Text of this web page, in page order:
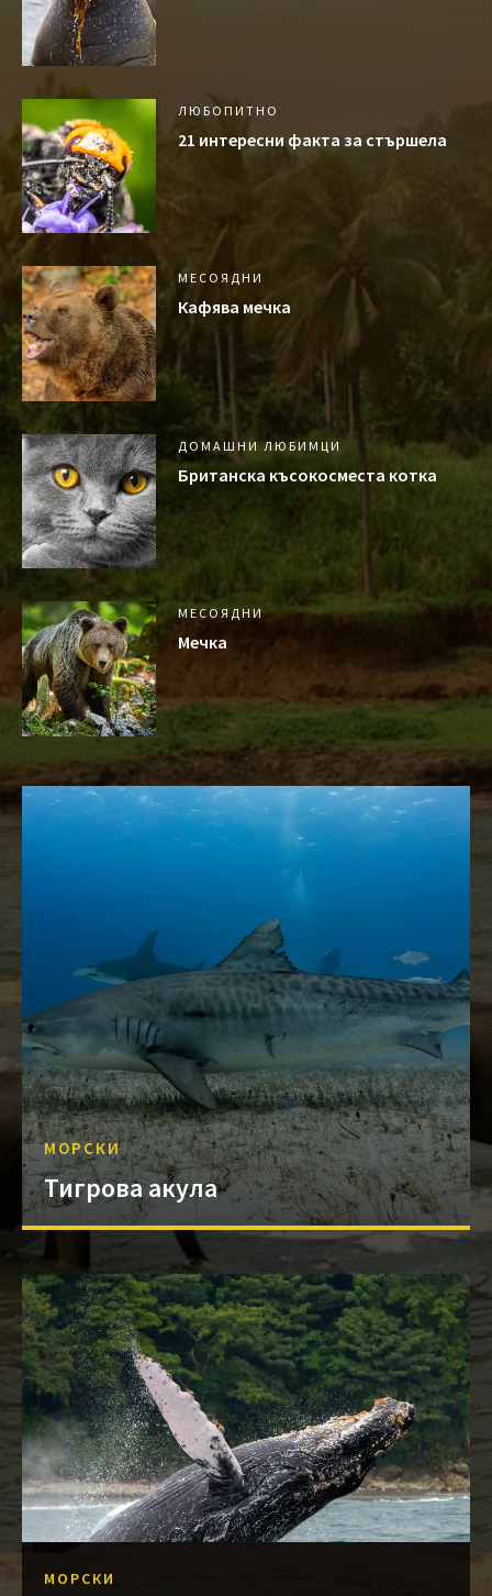
ЛЮБОПИТНО
21 интересни факта за стършела
МЕСОЯДНИ
Кафява мечка
ДОМАШНИ ЛЮБИМЦИ
Британска късокосместа котка
МЕСОЯДНИ
Мечка
МОРСКИ
Тигрова акула
МОРСКИ